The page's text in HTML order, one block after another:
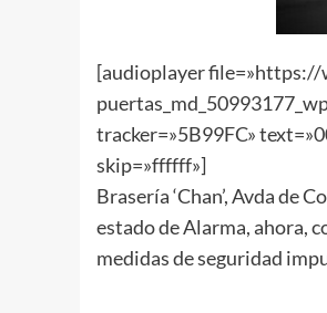
[audioplayer
tracker=»5B99FC»
skip=»ffffff»]
Brasería ‘Chan’, Avda de
estado de Alarma, ahora,
medidas de seguridad